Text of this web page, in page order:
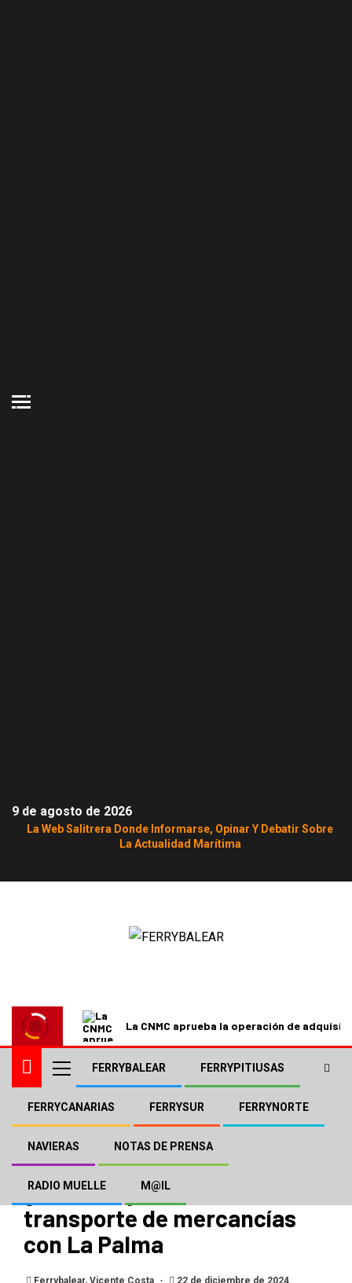
9 de agosto de 2026
La Web Salitrera Donde Informarse, Opinar Y Debatir Sobre
La Actualidad Marítima
La CNMC aprueba la operación de
FERRYBALEAR FERRYPITIUSAS
FERRYCANARIAS FERRYSUR FERRYNORTE
NAVIERAS NOTAS DE PRENSA
RADIO MUELLE M@IL
Armas Trasmediterránea
garantiza y refuerza el
transporte de mercancías
con La Palma
Ferrybalear, Vicente Costa 22 de diciembre de 2024